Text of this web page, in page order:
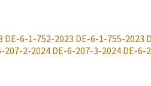
DE-6-1-752-2023 DE-6-1-755-2023
207-2-2024DE-6-207-3-2024 DE-6-